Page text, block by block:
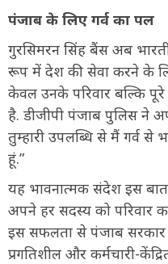
पंजाब के लिए गर्व का पल
गुरसिमरन सिंह बैंस अब
रूप में देश की सेवा करने के
केवल उनके परिवार बल्कि
है. डीजीपी पंजाब पुलिस ने
तुम्हारी उपलब्धि से मैं गर्व
हूं.”
यह भावनात्मक संदेश इस
अपने हर सदस्य को परिवार
इस सफलता से पंजाब
प्रगतिशील और कर्मचारी-